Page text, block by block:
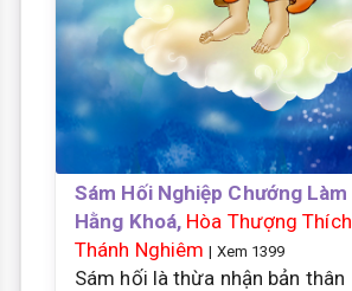
Sám Hối Nghiệp Chướng Làm
Hằng Khoá, Hòa Thượng Thích
Thánh Nghiêm | Xem 1399
Sám hối là thừa nhận bản thân